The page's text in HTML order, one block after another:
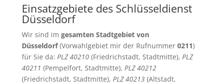
Einsatzgebiete des Schlüsseldienst
Düsseldorf
Wir sind im gesamten Stadtgebiet von
Düsseldorf(Vorwahlgebiet mir der Rufnummer 0211)
für Sie da: PLZ 40210(Friedrichstadt, Stadtmitte), PLZ
40211 (Pempelfort, Stadtmitte), PLZ 40212
(Friedrichstadt, Stadtmitte), PLZ 40213(Altstadt,